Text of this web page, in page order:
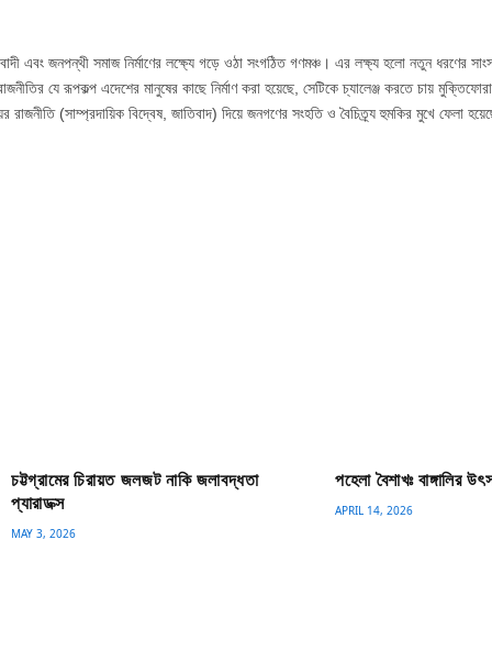
এবং জনপন্থী সমাজ নির্মাণের লক্ষ্যে গড়ে ওঠা সংগঠিত গণমঞ্চ। এর লক্ষ্য হলো নতুন ধরণের
রাজনীতির যে রূপকল্প এদেশের মানুষের কাছে নির্মাণ করা হয়েছে, সেটিকে চ্যালেঞ্জ করতে চায়
রাজনীতি (সাম্প্রদায়িক বিদ্বেষ, জাতিবাদ) দিয়ে জনগণের সংহতি ও বৈচিত্র্য হুমকির মুখে ফেলা
চট্টগ্রামের চিরায়ত জলজট নাকি জলাবদ্ধতা
প্যারাডক্স
MAY 3, 2026
পহেলা বৈশাখঃ বাঙ্গালির
APRIL 14, 2026